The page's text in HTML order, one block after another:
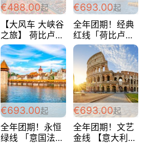
€488.00起
【大风车 大峡谷
之旅】 荷比卢德
法 巴黎上下 经
典五国四日游
488欧/人
€693.00起
全年团期！经典
红线「荷比卢德
法」七天循环 五
国 仅售99欧/人/
天！巴黎上下！
包拼房~
€693.00起
全年团期！永恒
绿线 「意国法
€693.00起
全年团期！文艺
金线 【意大利一